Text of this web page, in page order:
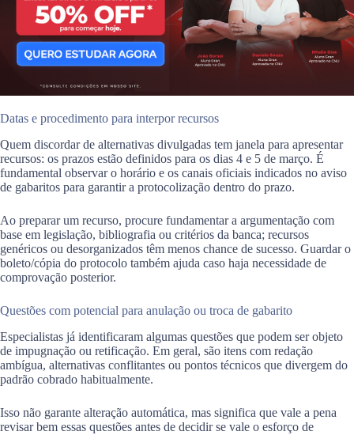
Datas e procedimento para interpor recursos
Quem discordar de alternativas divulgadas tem janela para apresentar
recursos: os prazos estão definidos para os dias 4 e 5 de março. É
fundamental observar o horário e os canais oficiais indicados no aviso
de gabaritos para garantir a protocolização dentro do prazo.
Ao preparar um recurso, procure fundamentar a argumentação com
base em legislação, bibliografia ou critérios da banca; recursos
genéricos ou desorganizados têm menos chance de sucesso. Guardar o
boleto/cópia do protocolo também ajuda caso haja necessidade de
comprovação posterior.
Questões com potencial para anulação ou troca de gabarito
Especialistas já identificaram algumas questões que podem ser objeto
de impugnação ou retificação. Em geral, são itens com redação
ambígua, alternativas conflitantes ou pontos técnicos que divergem do
padrão cobrado habitualmente.
Isso não garante alteração automática, mas significa que vale a pena
revisar bem essas questões antes de decidir se vale o esforço de